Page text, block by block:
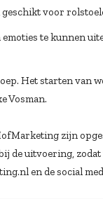
voor
te kunnen
Het starten van
Vosman.
zijn
uitvoering,
en de social